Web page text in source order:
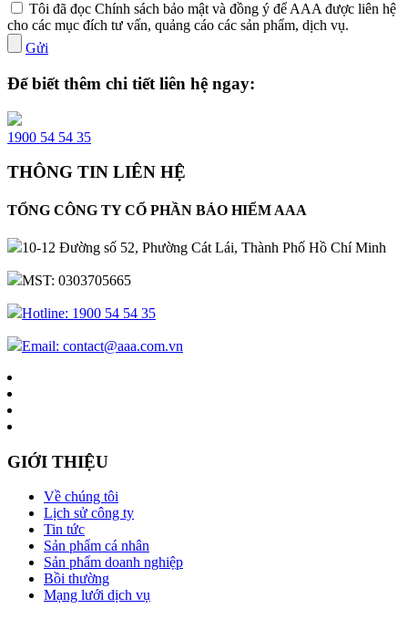
Tôi đã đọc Chính sách bảo mật và đồng ý để AAA được liên hệ
cho các mục đích tư vấn, quảng cáo các sản phẩm, dịch vụ.
Gửi
Để biết thêm chi tiết liên hệ ngay:
1900 54 54 35
THÔNG TIN LIÊN HỆ
TỔNG CÔNG TY CỔ PHẦN BẢO HIỂM AAA
10-12 Đường số 52, Phường Cát Lái, Thành Phố Hồ Chí Minh
MST: 0303705665
Hotline: 1900 54 54 35
Email: contact@aaa.com.vn
GIỚI THIỆU
Về chúng tôi
Lịch sử công ty
Tin tức
Sản phẩm cá nhân
Sản phẩm doanh nghiệp
Bồi thường
Mạng lưới dịch vụ